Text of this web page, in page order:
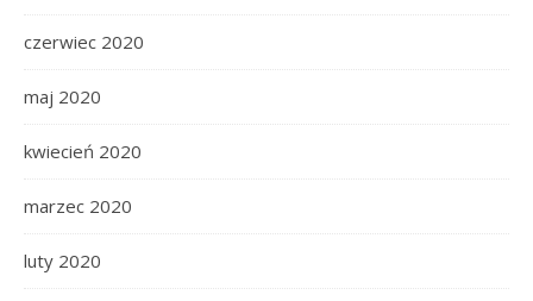
czerwiec 2020
maj 2020
kwiecień 2020
marzec 2020
luty 2020